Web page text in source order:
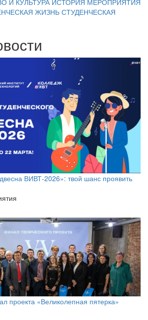
ЖИЗНЬСТУДЕНЧЕСКАЯ
ВИВТ‑2026»: твой шанс проявить
проекта «Великолепная пятерка»